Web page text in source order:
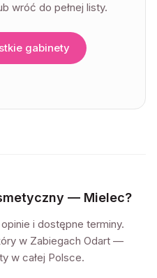
wróć do pełnej listy.
gabinety
— Mielec?
i dostępne terminy.
w Zabiegach Odart —
w całej Polsce.